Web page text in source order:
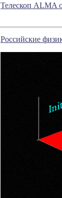
Телескоп ALMA
Российские